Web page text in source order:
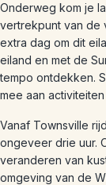
Onderweg kom je
vertrekpunt van de
extra dag om dit
eiland en met de
tempo ontdekken.
mee aan
Vanaf Townsville
ongeveer drie uur.
veranderen van
omgeving van de